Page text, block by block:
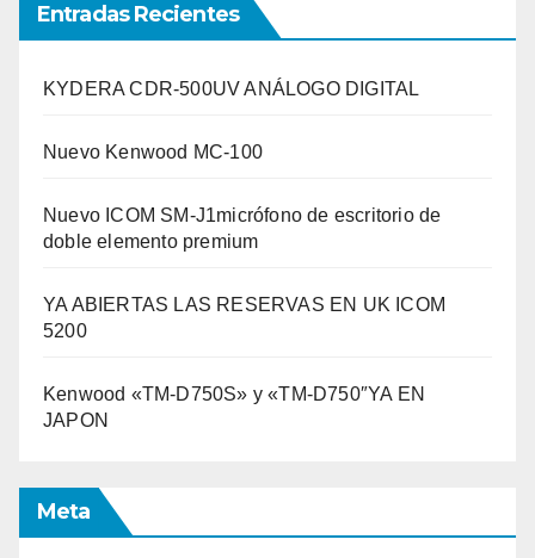
Entradas Recientes
KYDERA CDR-500UV ANÁLOGO DIGITAL
Nuevo Kenwood MC-100
Nuevo ICOM SM-J1micrófono de escritorio de
doble elemento premium
YA ABIERTAS LAS RESERVAS EN UK ICOM
5200
Kenwood «TM-D750S» y «TM-D750″YA EN
JAPON
Meta